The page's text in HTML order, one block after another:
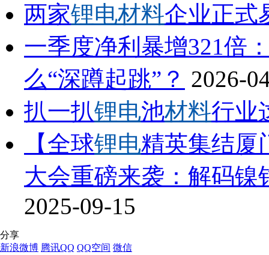
两家锂电材料企业正式
一季度净利暴增321倍
么“深蹲起跳”？ 2026-
扒一扒锂电池材料行业
【全球锂电精英集结厦
大会重磅来袭：解码镍
2025-09-15
分享
新浪微博 腾讯QQ QQ空间 微信